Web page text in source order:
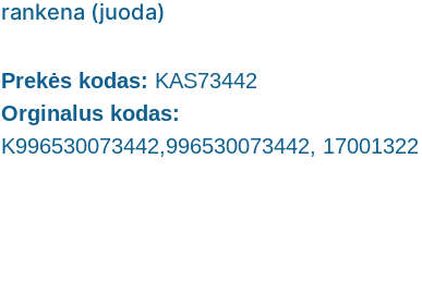
rankena (juoda)
Prekės kodas: KAS73442
Orginalus kodas:
K996530073442,996530073442, 17001322